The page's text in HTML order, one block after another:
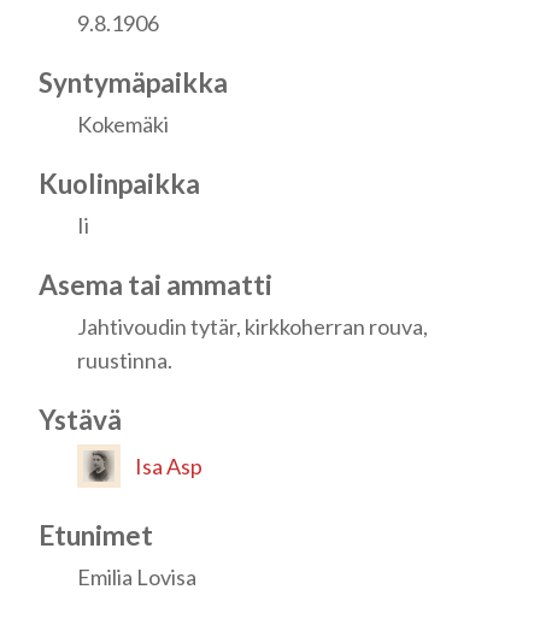
9.8.1906
Syntymäpaikka
Kokemäki
Kuolinpaikka
Ii
Asema tai ammatti
Jahtivoudin tytär, kirkkoherran rouva,
ruustinna.
Ystävä
Isa Asp
Etunimet
Emilia Lovisa